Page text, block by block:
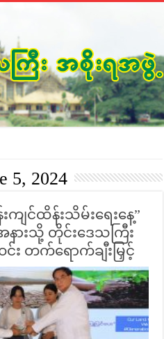
5, 2024
ကျင်ထိန်းသိမ်းရေးနေ့”
ားသို့ တိုင်းဒေသကြီး
င်း တက်ရောက်ချီးမြှင့်